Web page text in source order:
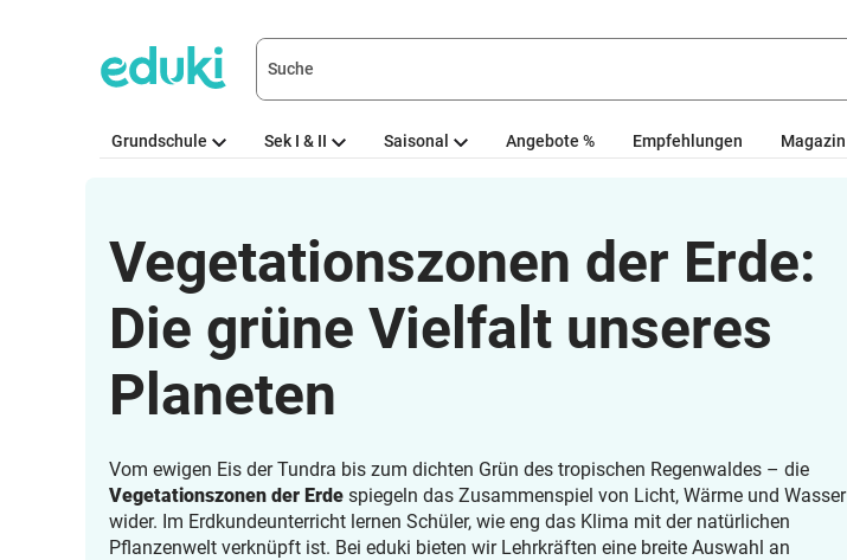
Grundschule Sek I & II Saisonal Angebote % Empfehlungen Magazin
Vegetationszonen der Erde:
Die grüne Vielfalt unseres
Planeten
Vom ewigen Eis der Tundra bis zum dichten Grün des tropischen Regenwaldes – die
Vegetationszonen der Erde spiegeln das Zusammenspiel von Licht, Wärme und Wasser
wider. Im Erdkundeunterricht lernen Schüler, wie eng das Klima mit der natürlichen
Pflanzenwelt verknüpft ist. Bei eduki bieten wir Lehrkräften eine breite Auswahl an